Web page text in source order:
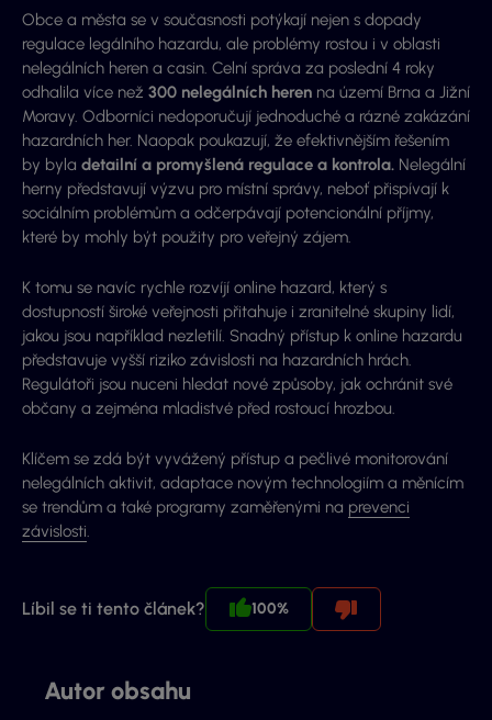
Obce a města se v současnosti potýkají nejen s dopady
regulace legálního hazardu, ale problémy rostou i v oblasti
nelegálních heren a casin. Celní správa za poslední 4 roky
odhalila více než 300 nelegálních heren na území Brna a Jižní
Moravy. Odborníci nedoporučují jednoduché a rázné zakázání
hazardních her. Naopak poukazují, že efektivnějším řešením
by byla detailní a promyšlená regulace a kontrola. Nelegální
herny představují výzvu pro místní správy, neboť přispívají k
sociálním problémům a odčerpávají potencionální příjmy,
které by mohly být použity pro veřejný zájem.
K tomu se navíc rychle rozvíjí online hazard, který s
dostupností široké veřejnosti přitahuje i zranitelné skupiny lidí,
jakou jsou například nezletilí. Snadný přístup k online hazardu
představuje vyšší riziko závislosti na hazardních hrách.
Regulátoři jsou nuceni hledat nové způsoby, jak ochránit své
občany a zejména mladistvé před rostoucí hrozbou.
Klíčem se zdá být vyvážený přístup a pečlivé monitorování
nelegálních aktivit, adaptace novým technologiím a měnícím
se trendům a také programy zaměřenými na prevenci
závislosti.
Líbil se ti tento článek? 100%
Autor obsahu